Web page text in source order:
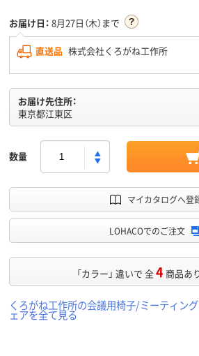
お届け日： 8月27日（木）まで
直送品 株式会社くろがね工作所
お届け先住所：
東京都江東区
数量
マイカタログへ登
LOHACOでのご注文
「カラー」 違いで 全4 商品あ
くろがね工作所の会議用椅子/ミーティン
ェアを全て見る